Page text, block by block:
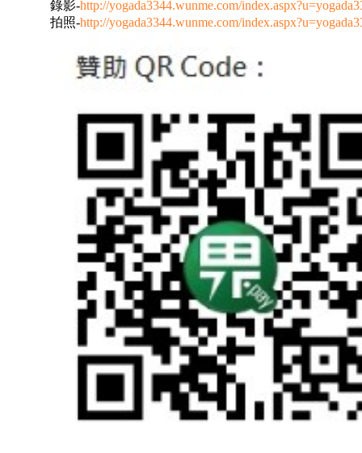
錄影-http://yogada3344.wunme.com/
拍照-http://yogada3344.wunme.com/